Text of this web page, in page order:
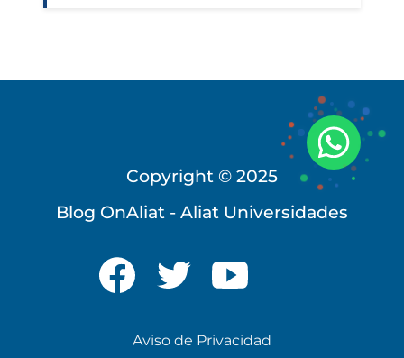
Copyright © 2025
Blog OnAliat - Aliat Universidades
Aviso de Privacidad
Universidad Virtual
Te brindamos información